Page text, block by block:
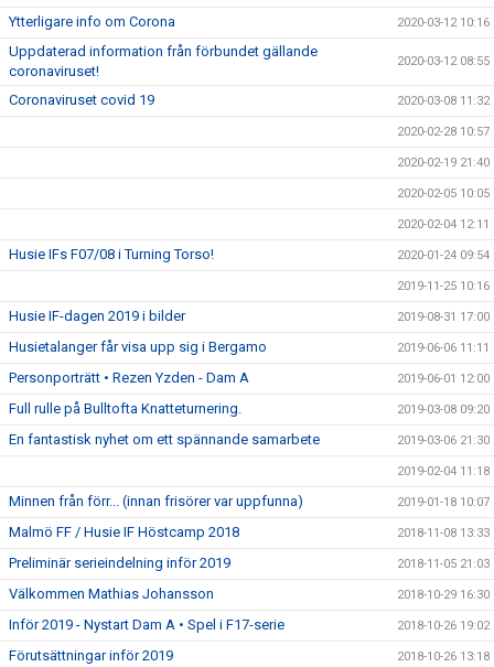
Ytterligare info om Corona 2020-03-12 10:16
Uppdaterad information från förbundet gällande
coronaviruset!
2020-03-12 08:55
Coronaviruset covid 19 2020-03-08 11:32
2020-02-28 10:57
2020-02-19 21:40
2020-02-05 10:05
2020-02-04 12:11
Husie IFs F07/08 i Turning Torso! 2020-01-24 09:54
2019-11-25 10:16
Husie IF-dagen 2019 i bilder 2019-08-31 17:00
Husietalanger får visa upp sig i Bergamo 2019-06-06 11:11
Personporträtt • Rezen Yzden - Dam A 2019-06-01 12:00
Full rulle på Bulltofta Knatteturnering. 2019-03-08 09:20
En fantastisk nyhet om ett spännande samarbete 2019-03-06 21:30
2019-02-04 11:18
Minnen från förr... (innan frisörer var uppfunna) 2019-01-18 10:07
Malmö FF / Husie IF Höstcamp 2018 2018-11-08 13:33
Preliminär serieindelning inför 2019 2018-11-05 21:03
Välkommen Mathias Johansson 2018-10-29 16:30
Inför 2019 - Nystart Dam A • Spel i F17-serie 2018-10-26 19:02
Förutsättningar inför 2019 2018-10-26 13:18